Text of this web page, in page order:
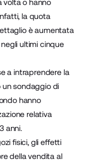
volta o hanno
la quota
è aumentata
ultimi cinque
a intraprendere la
un sondaggio di
hanno
relativa
anni.
fisici, gli effetti
della vendita al